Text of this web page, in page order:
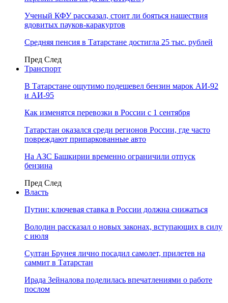
Ученый КФУ рассказал, стоит ли бояться нашествия
ядовитых пауков-каракуртов
Средняя пенсия в Татарстане достигла 25 тыс. рублей
Пред След
Транспорт
В Татарстане ощутимо подешевел бензин марок АИ-92
и АИ-95
Как изменятся перевозки в России с 1 сентября
Татарстан оказался среди регионов России, где часто
повреждают припаркованные авто
На АЗС Башкирии временно ограничили отпуск
бензина
Пред След
Власть
Путин: ключевая ставка в России должна снижаться
Володин рассказал о новых законах, вступающих в силу
с июля
Султан Брунея лично посадил самолет, прилетев на
саммит в Татарстан
Ирада Зейналова поделилась впечатлениями о работе
послом